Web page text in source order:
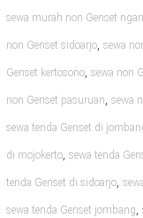
sewa murah non Genset
non Genset sidoarjo, sewa
Genset kertosono, sewa non
non Genset pasuruan, sewa
sewa tenda Genset di
di mojokerto, sewa tenda
tenda Genset di sidoarjo,
sewa tenda Genset jombang,